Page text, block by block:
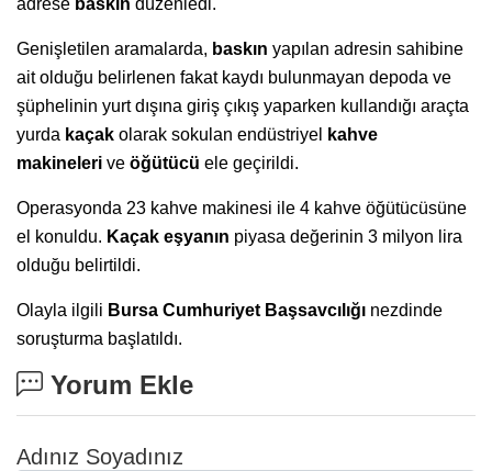
Genişletilen aramalarda, baskın yapılan adresin sahibine
ait olduğu belirlenen fakat kaydı bulunmayan depoda ve
şüphelinin yurt dışına giriş çıkış yaparken kullandığı araçta
yurda kaçak olarak sokulan endüstriyel
kahve
makineleri ve öğütücü ele geçirildi.
Operasyonda 23 kahve makinesi ile 4 kahve öğütücüsüne
el konuldu. Kaçak eşyanın piyasa değerinin 3 milyon lira
olduğu belirtildi.
Olayla ilgili Bursa Cumhuriyet Başsavcılığı nezdinde
soruşturma başlatıldı.
Yorum Ekle
Adınız Soyadınız